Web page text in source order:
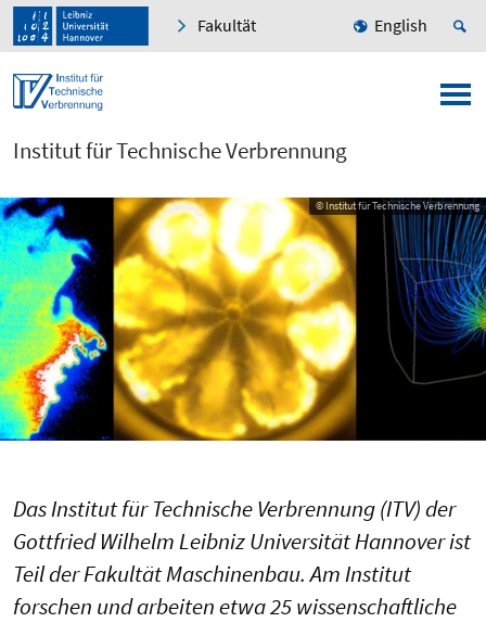
Fakultät English
Institut für Technische Verbrennung
© Institut für Technische Verbrennung
Das Institut für Technische Verbrennung (ITV) der
Gottfried Wilhelm Leibniz Universität Hannover ist
Teil der Fakultät Maschinenbau. Am Institut
forschen und arbeiten etwa 25 wissenschaftliche